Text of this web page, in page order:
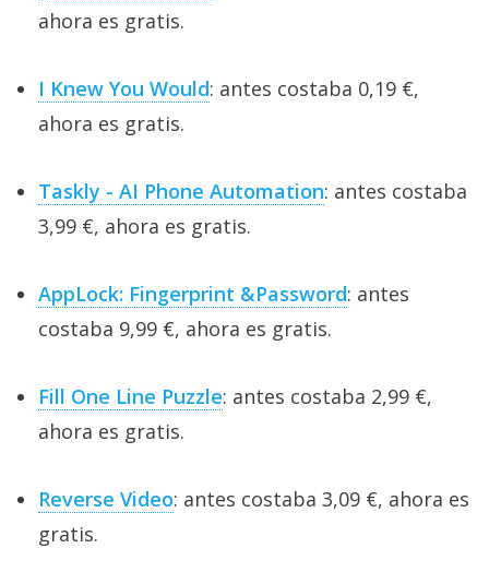
ahora es gratis.
I Knew You Would: antes costaba 0,19 €,
ahora es gratis.
Taskly - AI Phone Automation: antes costaba
3,99 €, ahora es gratis.
AppLock: Fingerprint &Password: antes
costaba 9,99 €, ahora es gratis.
Fill One Line Puzzle: antes costaba 2,99 €,
ahora es gratis.
Reverse Video: antes costaba 3,09 €, ahora es
gratis.